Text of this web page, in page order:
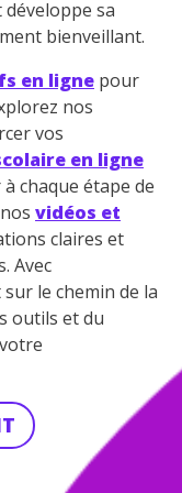
sa
bienveillant.
en ligne pour
nos
vos
en ligne
chaque étape de
vidéos et
claires et
Avec
le chemin de la
outils et du